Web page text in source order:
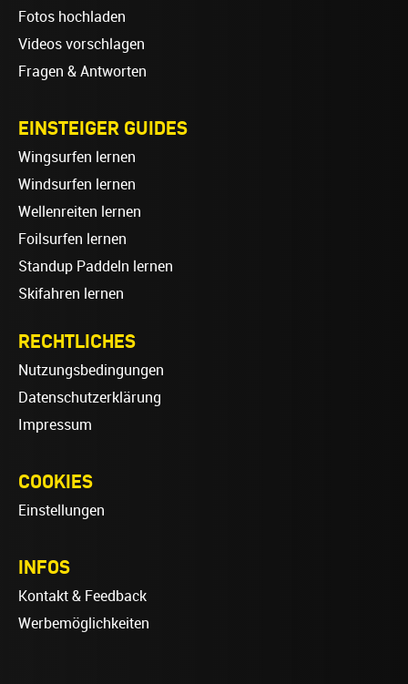
Fotos hochladen
Videos vorschlagen
Fragen & Antworten
EINSTEIGER GUIDES
Wingsurfen lernen
Windsurfen lernen
Wellenreiten lernen
Foilsurfen lernen
Standup Paddeln lernen
Skifahren lernen
RECHTLICHES
Nutzungsbedingungen
Datenschutzerklärung
Impressum
COOKIES
Einstellungen
INFOS
Kontakt & Feedback
Werbemöglichkeiten